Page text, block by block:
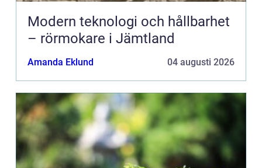
Modern teknologi och hållbarhet
– rörmokare i Jämtland
Amanda Eklund 04 augusti 2026